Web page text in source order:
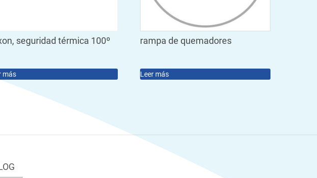
seguridad térmica 100º
más
rampa de quemadores
Leer más